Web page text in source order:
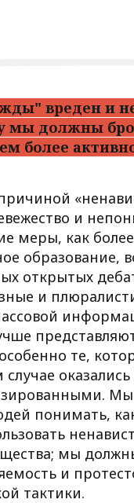
вреден и
мы должны
более
и
меры, как более
образование,
открытых
и
те,
понимать,
мы
и
тактики.